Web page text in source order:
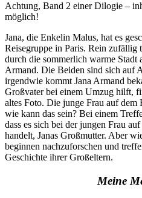
Achtung, Band 2 einer Dilogie –
möglich!
Jana, die Enkelin Malus, hat es
Reisegruppe in Paris. Rein zufällig
durch die sommerlich warme Stadt
Armand. Die Beiden sind sich auf
irgendwie kommt Jana Armand
Großvater bei einem Umzug hilft,
altes Foto. Die junge Frau auf dem
wie kann das sein? Bei einem
dass es sich bei der jungen Frau
handelt, Janas Großmutter. Aber
beginnen nachzuforschen und
Geschichte ihrer Großeltern.
Meine